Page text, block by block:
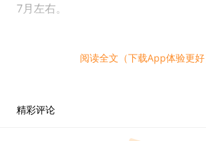
7月左右。
Immutable推出5亿美元生态发
以太坊NFT二层扩容方案Immutable
阅读全文（下载App体验更好
精彩评论